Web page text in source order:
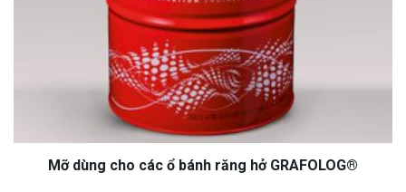
Mỡ dùng cho các ổ bánh răng hở GRAFOLOG®